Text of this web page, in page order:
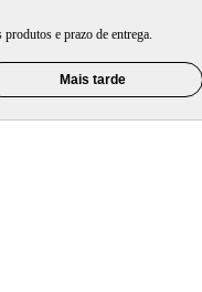
e prazo de entrega.
Mais tarde